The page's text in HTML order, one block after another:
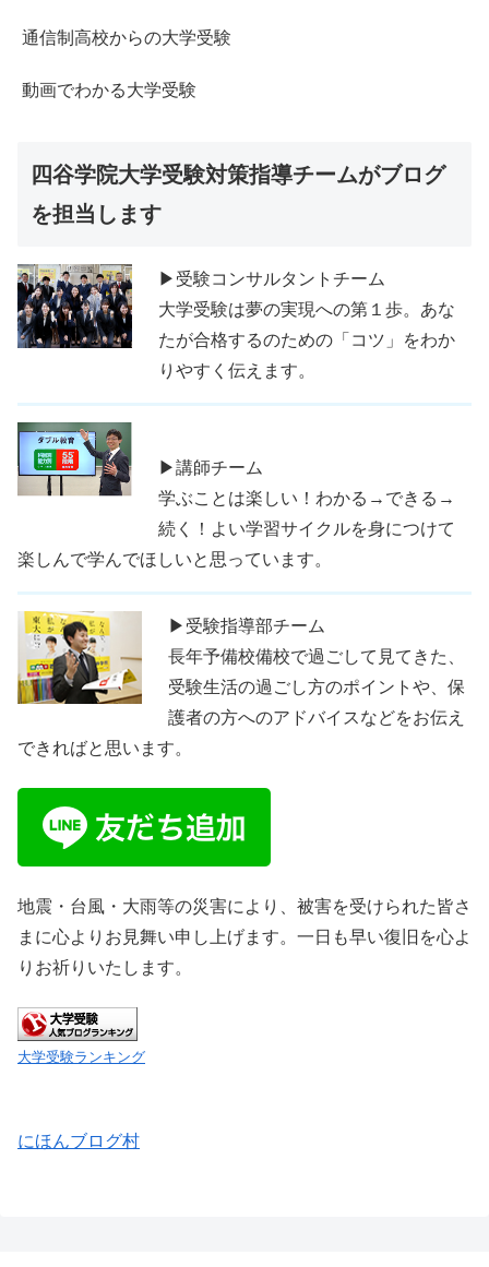
通信制高校からの大学受験
動画でわかる大学受験
四谷学院大学受験対策指導チームがブログ
を担当します
▶受験コンサルタントチーム
大学受験は夢の実現への第１歩。あな
たが合格するのための「コツ」をわか
りやすく伝えます。
▶講師チーム
学ぶことは楽しい！わかる→できる→
続く！よい学習サイクルを身につけて
楽しんで学んでほしいと思っています。
▶受験指導部チーム
長年予備校備校で過ごして見てきた、
受験生活の過ごし方のポイントや、保
護者の方へのアドバイスなどをお伝え
できればと思います。
地震・台風・大雨等の災害により、被害を受けられた皆さ
まに心よりお見舞い申し上げます。一日も早い復旧を心よ
りお祈りいたします。
大学受験ランキング
にほんブログ村